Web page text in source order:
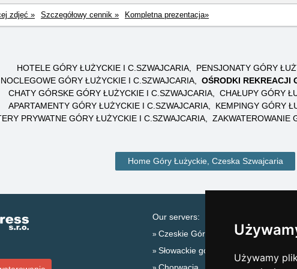
Używamy
zdjęć » Szczegółowy cennik » Kompletna prezentacja»
HOTELE GÓRY ŁUŻYCKIE I C.SZWAJCARIA
PENSJONATY GÓRY
GÓRY ŁUŻYCKIE I C.SZWAJCARIA
OŚRODKI REKREACJI
CHATY GÓRSKE GÓRY ŁUŻYCKIE I C.SZWAJCARIA
CHAŁUPY GÓRY
APARTAMENTY GÓRY ŁUŻYCKIE I C.SZWAJCARIA
KEMPINGY GÓRY
PRYWATNE GÓRY ŁUŻYCKIE I C.SZWAJCARIA
ZAKWATEROWANIE
Home Góry Łużyckie, Czeska Szwajcaria
Our servers:
Czeskie Góry
Słowackie góry